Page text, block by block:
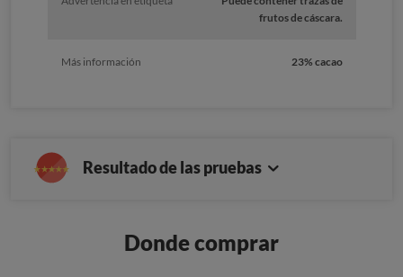
frutos de cáscara.
Más información 23% cacao
Resultado de las pruebas
Donde comprar